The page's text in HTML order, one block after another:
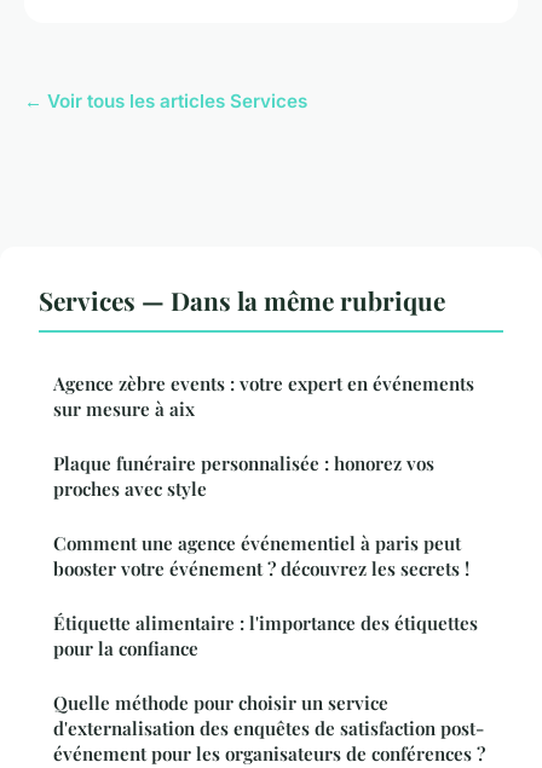
← Voir tous les articles Services
Services — Dans la même rubrique
Agence zèbre events : votre expert en événements
sur mesure à aix
Plaque funéraire personnalisée : honorez vos
proches avec style
Comment une agence événementiel à paris peut
booster votre événement ? découvrez les secrets !
Étiquette alimentaire : l'importance des étiquettes
pour la confiance
Quelle méthode pour choisir un service
d'externalisation des enquêtes de satisfaction post-
événement pour les organisateurs de conférences ?